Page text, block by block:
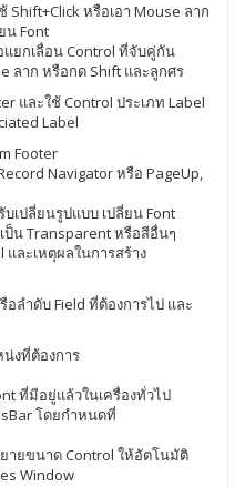
Shift+Click หรือเอา Mouse ลาก
น Font
ยกเลื่อน Control ที่จับคู่กัน
ลาก หรือกด Shift และลูกศร
และใช้ Control ประเภท Label
Label
Footer
Navigator หรือ PageUp,
เปลี่ยนรูปแบบ เปลี่ยน Font
ป็น Transparent หรือสีอื่นๆ
และเหตุผลในการสร้าง
ลำดับ Field ที่ต้องการไป และ
น่งที่ต้องการ
ที่มีอยู่แล้วในเครื่องทั่วไป
โดยกำหนดที่
ายขนาด Control ให้อัตโนมัติ
Window